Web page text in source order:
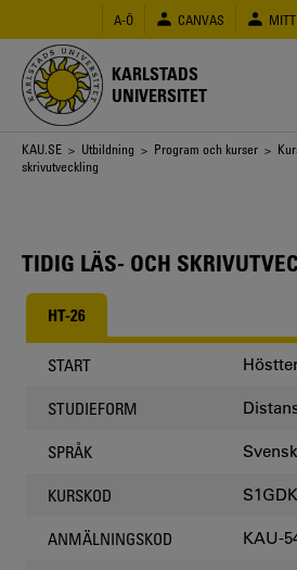
huvudinnehåll
A-Ö CANVAS
KARLSTADS
UNIVERSITET
Länkstig
KAU.SE > Utbildning > Program och kurser >
skrivutveckling
TIDIG LÄS- OCH
HT-26
START
STUDIEFORM
SPRÅK
KURSKOD
ANMÄLNINGSKOD KAU-